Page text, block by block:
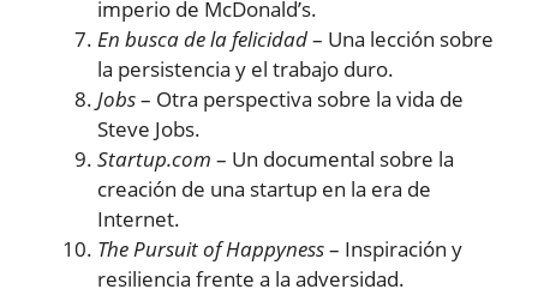
imperio de McDonald’s.
En busca de la felicidad– Una lección sobre
la persistencia y el trabajo duro.
Jobs– Otra perspectiva sobre la vida de
Steve Jobs.
Startup.com – Un documental sobre la
creación de una startup en la era de
Internet.
The Pursuit of Happyness– Inspiración y
resiliencia frente a la adversidad.